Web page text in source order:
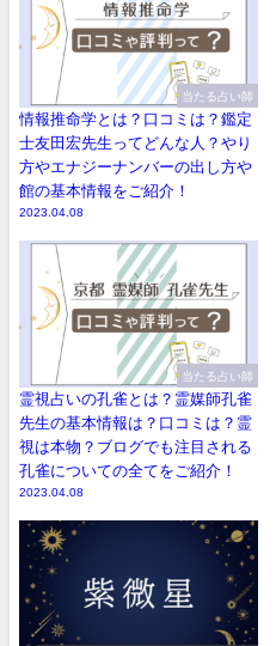
当たる占い師
情報推命学とは？口コミは？鑑定
士友田宏先生ってどんな人？やり
方やエナジーナンバーの出し方や
館の基本情報をご紹介！
2023.04.08
当たる占い師
霊視占いの孔雀とは？霊媒師孔雀
先生の基本情報は？口コミは？霊
視は本物？ブログでも注目される
孔雀についての全てをご紹介！
2023.04.08